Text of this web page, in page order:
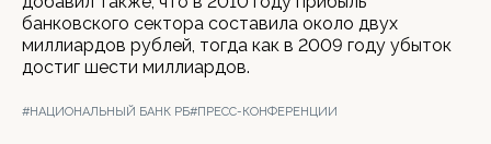
банковского сектора составила около двух
миллиардов рублей, тогда как в 2009 году убыток
достиг шести миллиардов.
#НАЦИОНАЛЬНЫЙ БАНК РБ#ПРЕСС-КОНФЕРЕНЦИИ